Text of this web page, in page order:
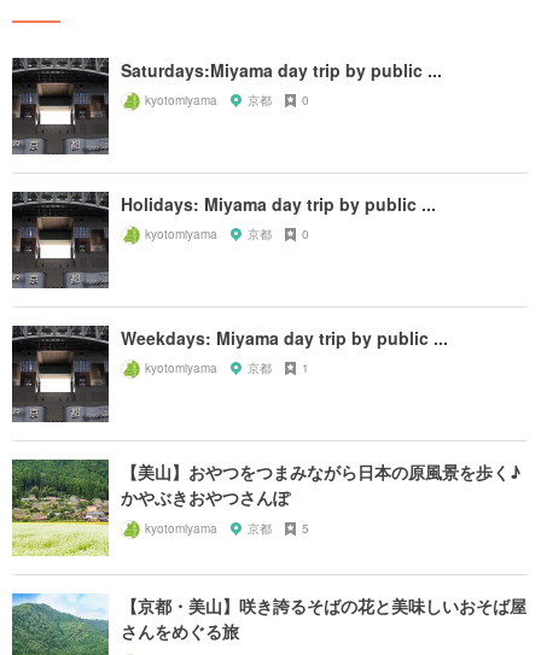
Saturdays:Miyama day trip by public ...
kyotomiyama 京都 0
Holidays: Miyama day trip by public ...
kyotomiyama 京都 0
Weekdays: Miyama day trip by public ...
kyotomiyama 京都 1
【美山】おやつをつまみながら日本の原風景を歩く♪
かやぶきおやつさんぽ
kyotomiyama 京都 5
【京都・美山】咲き誇るそばの花と美味しいおそば屋
さんをめぐる旅